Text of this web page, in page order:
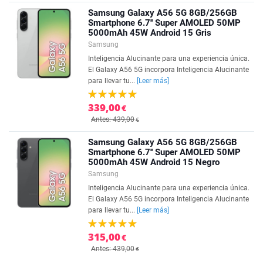
Samsung Galaxy A56 5G 8GB/256GB
Smartphone 6.7'' Super AMOLED 50MP
5000mAh 45W Android 15 Gris
Samsung
Inteligencia Alucinante para una experiencia única.
El Galaxy A56 5G incorpora Inteligencia Alucinante
para llevar tu...
[Leer más]
339,00€
Antes: 439,00€
Samsung Galaxy A56 5G 8GB/256GB
Smartphone 6.7'' Super AMOLED 50MP
5000mAh 45W Android 15 Negro
Samsung
Inteligencia Alucinante para una experiencia única.
El Galaxy A56 5G incorpora Inteligencia Alucinante
para llevar tu...
[Leer más]
315,00€
Antes: 439,00€